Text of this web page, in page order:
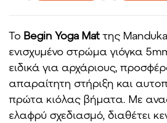
Το Begin Yoga Matτης
ενισχυμένο στρώμα γιόγκα
ειδικά για αρχάριους,
απαραίτητη στήριξη και
πρώτα κιόλας βήματα. Με
ελαφρύ σχεδιασμό, διαθέτει